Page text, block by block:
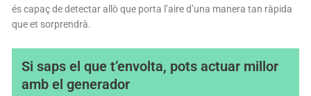
és capaç de detectar allò que porta l’aire d’una manera tan ràpida
que et sorprendrà.
Si saps el que t’envolta, pots actuar millor
amb el generador